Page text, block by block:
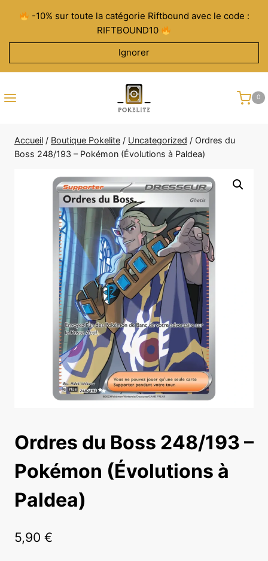
contenu
-10% sur toute la catégorie Riftbound avec le code :
RIFTBOUND10
Ignorer
0
Accueil / Boutique Pokelite / Uncategorized / Ordres du
Boss 248/193 – Pokémon (Évolutions à Paldea)
Ordres du Boss 248/193 –
Pokémon (Évolutions à
Paldea)
5,90 €